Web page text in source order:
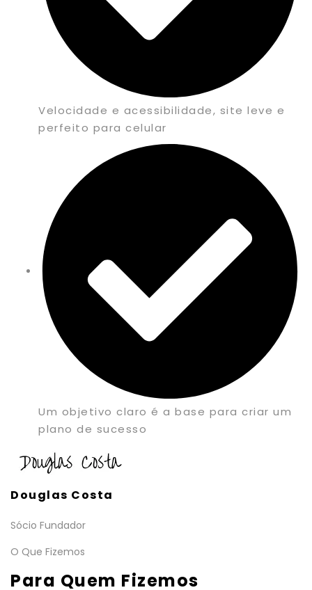
Velocidade e acessibilidade, site leve e
perfeito para celular
Um objetivo claro é a base para criar um
plano de sucesso
Douglas Costa
Sócio Fundador
O Que Fizemos
Para Quem Fizemos